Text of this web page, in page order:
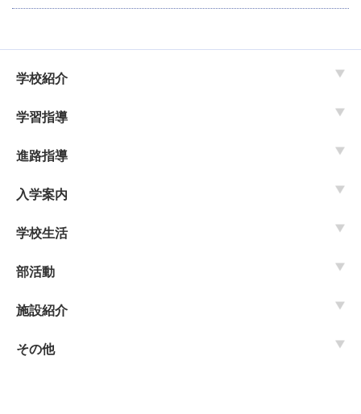
学校紹介
学習指導
進路指導
入学案内
学校生活
部活動
施設紹介
その他